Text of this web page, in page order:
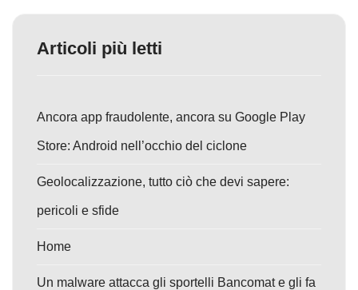
Articoli più letti
Ancora app fraudolente, ancora su Google Play
Store: Android nell’occhio del ciclone
Geolocalizzazione, tutto ciò che devi sapere:
pericoli e sfide
Home
Un malware attacca gli sportelli Bancomat e gli fa